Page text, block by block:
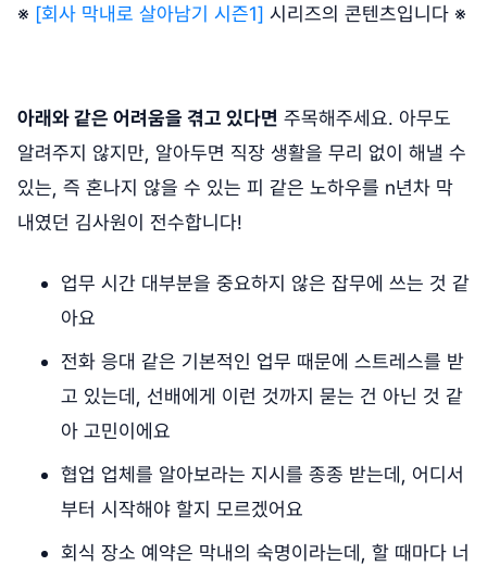
※ [회사 막내로 살아남기 시즌1] 시리즈의 콘텐츠입니다 ※
아래와 같은 어려움을 겪고 있다면 주목해주세요. 아무도
알려주지 않지만, 알아두면 직장 생활을 무리 없이 해낼 수
있는, 즉 혼나지 않을 수 있는 피 같은 노하우를 n년차 막
내였던 김사원이 전수합니다!
업무 시간 대부분을 중요하지 않은 잡무에 쓰는 것 같
아요
전화 응대 같은 기본적인 업무 때문에 스트레스를 받
고 있는데, 선배에게 이런 것까지 묻는 건 아닌 것 같
아 고민이에요
협업 업체를 알아보라는 지시를 종종 받는데, 어디서
부터 시작해야 할지 모르겠어요
회식 장소 예약은 막내의 숙명이라는데, 할 때마다 너